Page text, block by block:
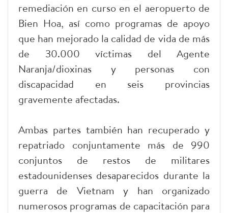
remediación en curso en el aeropuerto de
Bien Hoa, así como programas de apoyo
que han mejorado la calidad de vida de más
de 30.000 víctimas del Agente
Naranja/dioxinas y personas con
discapacidad en seis provincias
gravemente afectadas.
Ambas partes también han recuperado y
repatriado conjuntamente más de 990
conjuntos de restos de militares
estadounidenses desaparecidos durante la
guerra de Vietnam y han organizado
numerosos programas de capacitación para